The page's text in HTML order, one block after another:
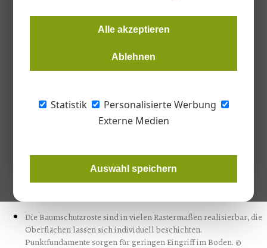
Alle akzeptieren
Ablehnen
Statistik
Personalisierte Werbung
Externe Medien
Auswahl speichern
Um sich als Anbieter nachhaltiger Elemente für die moderne
etablieren, hat Graepel ein korrosionsfestes
Baumschutzrostsystem mit rutschsicherer Prägung
Die Baumschutzroste sind aus feuerverzinktem Stahl oder
korrosionsbeständigem Corten gefertigt und komplett
Die Baumschutzroste sind in vielen Rastermaßen realisierbar, die
Oberflächen lassen sich individuell beschichten.
Punktfundamente sorgen für geringen Eingriff im Boden. ©